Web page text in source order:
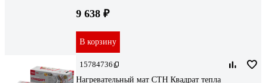
9 638 ₽
В корзину
15784736
Нагревательный мат СТН Квадрат тепла